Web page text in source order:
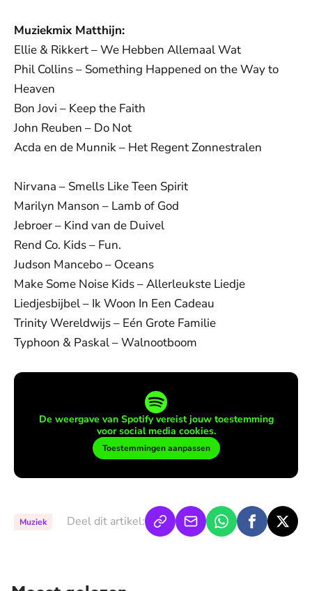
Muziekmix Matthijn:
Ellie & Rikkert – We Hebben Allemaal Wat
Phil Collins – Something Happened on the Way to
Heaven
Bon Jovi – Keep the Faith
John Reuben – Do Not
Acda en de Munnik – Het Regent Zonnestralen
Nirvana – Smells Like Teen Spirit
Marilyn Manson – Lamb of God
Jebroer – Kind van de Duivel
Rend Co. Kids – Fun.
Judson Mancebo – Oceans
Make Some Noise Kids – Allerleukste Liedje
Liedjesbijbel – Ik Woon In Een Cadeau
Trinity Wereldwijs – Eén Grote Familie
Typhoon & Paskal – Walnootboom
De weergave van Spotify vereist jouw toestemming
voor social media cookies.
Toestemmingen aanpassen
Muziek Deel dit artikel: